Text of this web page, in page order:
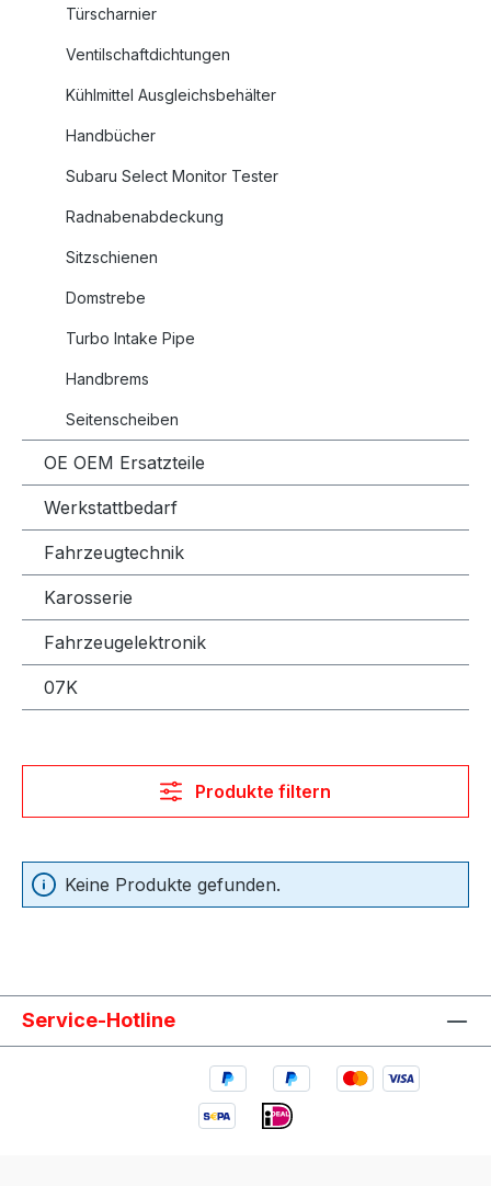
Türscharnier
Ventilschaftdichtungen
Kühlmittel Ausgleichsbehälter
Handbücher
Subaru Select Monitor Tester
Radnabenabdeckung
Sitzschienen
Domstrebe
Turbo Intake Pipe
Handbrems
Seitenscheiben
OE OEM Ersatzteile
Werkstattbedarf
Fahrzeugtechnik
Karosserie
Fahrzeugelektronik
07K
Produkte filtern
Keine Produkte gefunden.
Service-Hotline